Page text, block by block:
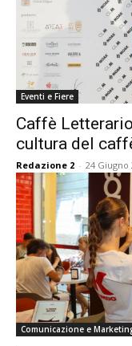
Eventi e Fiere
Caffè
cultura del
Redazione 2 - 24 Giugno
Comunicazione e